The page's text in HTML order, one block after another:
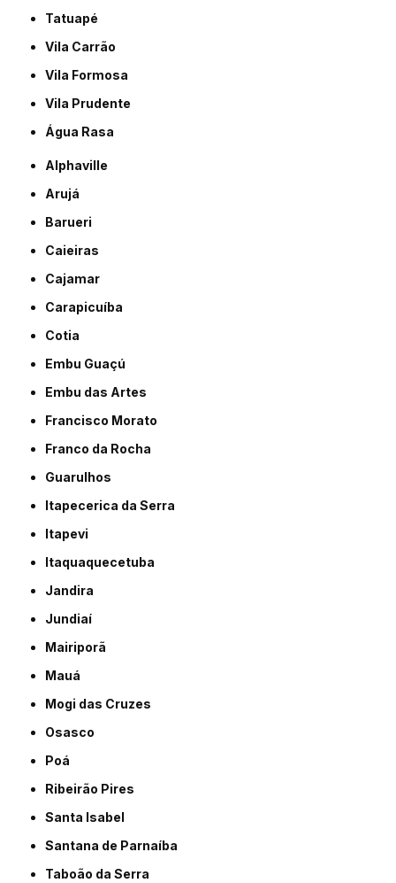
Tatuapé
Vila Carrão
Vila Formosa
Vila Prudente
Água Rasa
Alphaville
Arujá
Barueri
Caieiras
Cajamar
Carapicuíba
Cotia
Embu Guaçú
Embu das Artes
Francisco Morato
Franco da Rocha
Guarulhos
Itapecerica da Serra
Itapevi
Itaquaquecetuba
Jandira
Jundiaí
Mairiporã
Mauá
Mogi das Cruzes
Osasco
Poá
Ribeirão Pires
Santa Isabel
Santana de Parnaíba
Taboão da Serra